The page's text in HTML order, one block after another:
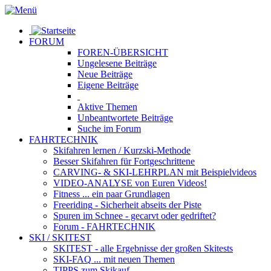
FORUM
FOREN-ÜBERSICHT
Ungelesene Beiträge
Neue Beiträge
Eigene Beiträge
Aktive Themen
Unbeantwortete Beiträge
Suche im Forum
FAHRTECHNIK
Skifahren lernen / Kurzski-Methode
Besser Skifahren für Fortgeschrittene
CARVING- & SKI-LEHRPLAN mit Beispielvideos
VIDEO-ANALYSE von Euren Videos!
Fitness ... ein paar Grundlagen
Freeriding - Sicherheit abseits der Piste
Spuren im Schnee - gecarvt oder gedriftet?
Forum - FAHRTECHNIK
SKI / SKITEST
SKITEST - alle Ergebnisse der großen Skitests
SKI-FAQ ... mit neuen Themen